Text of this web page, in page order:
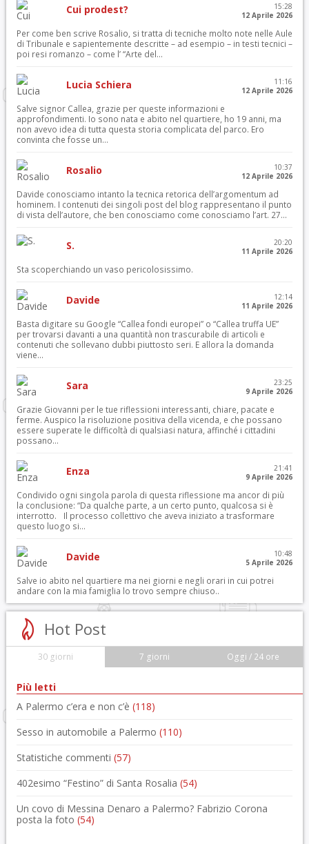
Cui prodest?
15:28
12 Aprile 2026
Per come ben scrive Rosalio, si tratta di tecniche molto note nelle Aule
di Tribunale e sapientemente descritte – ad esempio – in testi tecnici –
poi resi romanzo – come l’ “Arte del...
Lucia Schiera
11:16
12 Aprile 2026
Salve signor Callea, grazie per queste informazioni e
approfondimenti. Io sono nata e abito nel quartiere, ho 19 anni, ma
non avevo idea di tutta questa storia complicata del parco. Ero
convinta che fosse un...
Rosalio
10:37
12 Aprile 2026
Davide conosciamo intanto la tecnica retorica dell’argomentum ad
hominem. I contenuti dei singoli post del blog rappresentano il punto
di vista dell’autore, che ben conosciamo come conosciamo l’art. 27...
S.
20:20
11 Aprile 2026
Sta scoperchiando un vaso pericolosissimo.
Davide
12:14
11 Aprile 2026
Basta digitare su Google “Callea fondi europei” o “Callea truffa UE”
per trovarsi davanti a una quantità non trascurabile di articoli e
contenuti che sollevano dubbi piuttosto seri. E allora la domanda
viene...
Sara
23:25
9 Aprile 2026
Grazie Giovanni per le tue riflessioni interessanti, chiare, pacate e
ferme. Auspico la risoluzione positiva della vicenda, e che possano
essere superate le difficoltà di qualsiasi natura, affinché i cittadini
possano...
Enza
21:41
9 Aprile 2026
Condivido ogni singola parola di questa riflessione ma ancor di più
la conclusione: “Da qualche parte, a un certo punto, qualcosa si è
interrotto. Il processo collettivo che aveva iniziato a trasformare
questo luogo si...
Davide
10:48
5 Aprile 2026
Salve io abito nel quartiere ma nei giorni e negli orari in cui potrei
andare con la mia famiglia lo trovo sempre chiuso..
Hot Post
30 giorni 7 giorni Oggi / 24 ore
Più letti
A Palermo c’era e non c’è (118)
Sesso in automobile a Palermo (110)
Statistiche commenti (57)
402esimo “Festino” di Santa Rosalia (54)
Un covo di Messina Denaro a Palermo? Fabrizio Corona
posta la foto (54)